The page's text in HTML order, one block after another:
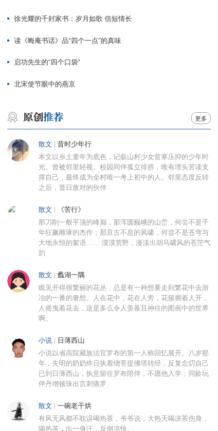
徐光耀的千封家书：岁月如歌 信短情长
读《晦庵书话》品“四个一点”的真味
启功先生的“四个口袋”
北宋使节眼中的燕京
更多
散文 | 昔时少年行
本文以乡土童年为底色，记叙山村少女贫寒压抑的少年时
光。曾被邻里轻视、校园同伴孤立排挤，唯有埋头苦读支
撑自己，最终成为全村唯一考上初中的人。邻里态度反转
之后，昔日敌对的伙伴
散文 | 《苦行》
那刀削一般平顶的峰巅，那浑圆巍峨的山峦，何尝不是千
年狂飙雕琢的杰作；那亘古不息的风啸，何尝不是苍穹与
大地永恒的絮语…… 漠漠荒野，漫漾出胡马啸风的苍茫气
韵
散文 | 蠡湖一隅
瞧见开得很繁丽的花丛，总是有一种想要走到繁花中去游
冶的一番的奢想。人在花中，花在人旁，花簇拥着人开，
人摇曳着花去，这是多么令人羡慕且神往的图画中的世界
啊。
小说 | 日薄西山
小说以省高院藏族法官罗布的第一人称回忆展开。八岁那
年，失明的奶奶终日执着绕菩提佛塔转经，反复念叨自己
已到日薄西山，执意留住罗布陪伴，不愿他入学；同龄玩
伴丹增顿珠出言刺痛罗
散文 | 一碗老干烘
有风无风都不耽误喝热茶，爷爷说，大热天喝凉茶伤身，
喝热茶，出一身汗，反倒凉快。